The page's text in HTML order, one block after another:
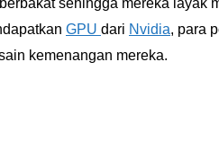
GPU dari Nvidia, para
kemenangan mereka.